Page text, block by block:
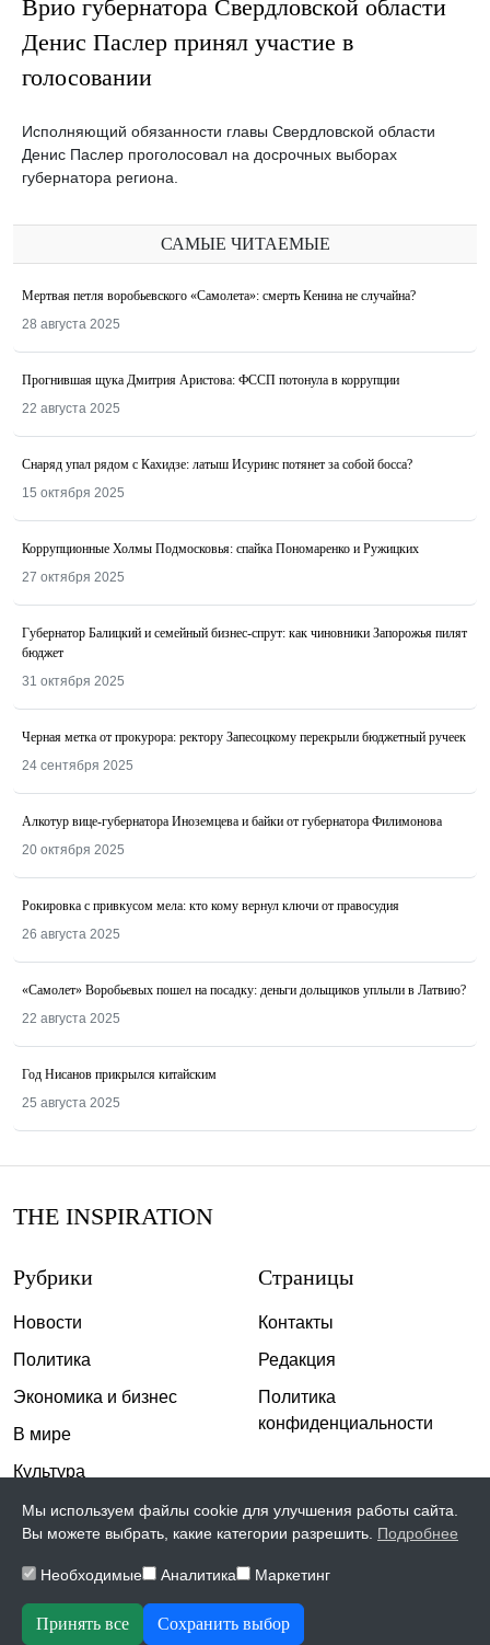
Врио губернатора Свердловской области
Денис Паслер принял участие в
голосовании
Исполняющий обязанности главы Свердловской области
Денис Паслер проголосовал на досрочных выборах
губернатора региона.
САМЫЕ ЧИТАЕМЫЕ
Мертвая петля воробьевского «Самолета»: смерть Кенина не случайна?
28 августа 2025
Прогнившая щука Дмитрия Аристова: ФССП потонула в коррупции
22 августа 2025
Снаряд упал рядом с Кахидзе: латыш Исуринс потянет за собой босса?
15 октября 2025
Коррупционные Холмы Подмосковья: спайка Пономаренко и Ружицких
27 октября 2025
Губернатор Балицкий и семейный бизнес-спрут: как чиновники Запорожья пилят
бюджет
31 октября 2025
Черная метка от прокурора: ректору Запесоцкому перекрыли бюджетный ручеек
24 сентября 2025
Алкотур вице-губернатора Иноземцева и байки от губернатора Филимонова
20 октября 2025
Рокировка с привкусом мела: кто кому вернул ключи от правосудия
26 августа 2025
«Самолет» Воробьевых пошел на посадку: деньги дольщиков уплыли в Латвию?
22 августа 2025
Год Нисанов прикрылся китайским
25 августа 2025
THE INSPIRATION
Рубрики
Новости
Политика
Экономика и бизнес
В мире
Культура
Спорт
Происшествия
Скандалы
Страницы
Контакты
Редакция
Политика
конфиденциальности
Мы используем файлы cookie для улучшения работы сайта.
Вы можете выбрать, какие категории разрешить. Подробнее
Необходимые Аналитика Маркетинг
Принять все Сохранить выбор